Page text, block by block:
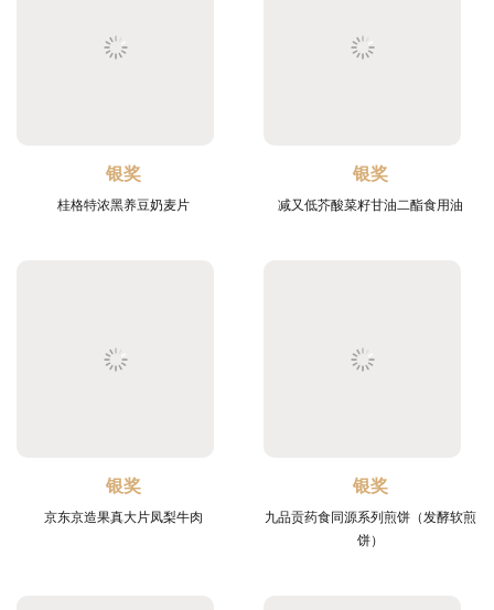
银奖
桂格特浓黑养豆奶麦片
银奖
减又低芥酸菜籽甘油二酯食用油
银奖
京东京造果真大片凤梨牛肉
银奖
九品贡药食同源系列煎饼（发酵软煎
饼）